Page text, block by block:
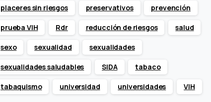
placeres sin riesgos preservativos prevención
prueba VIH Rdr reducción de riesgos salud
sexo sexualidad sexualidades
sexualidades saludables SIDA tabaco
tabaquismo universidad universidades VIH